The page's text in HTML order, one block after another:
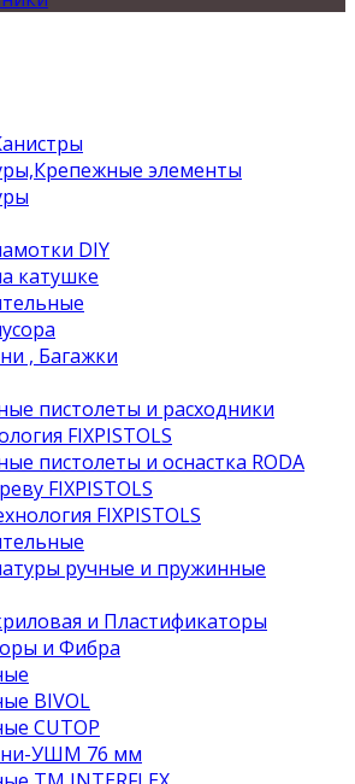
элементы
DIY
катушке
, Багажки
пистолеты и расходники
FIXPISTOLS
пистолеты и оснастка RODA
FIXPISTOLS
FIXPISTOLS
ручные и пружинные
и Пластификаторы
и Фибра
BIVOL
CUTOP
УШМ 76 мм